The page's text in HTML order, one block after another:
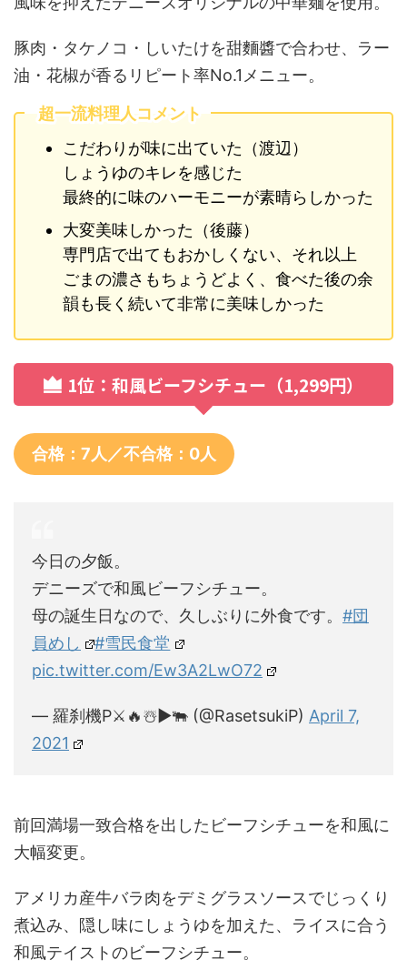
豚肉・タケノコ・しいたけを甜麵醬で合わせ、ラー
油・花椒が香るリピート率No.1メニュー。
超一流料理人コメント
こだわりが味に出ていた（渡辺）
しょうゆのキレを感じた
最終的に味のハーモニーが素晴らしかった
大変美味しかった（後藤）
専門店で出てもおかしくない、それ以上
ごまの濃さもちょうどよく、食べた後の余
韻も長く続いて非常に美味しかった
1位：和風ビーフシチュー（1,299円）
合格：7人／不合格：0人
今日の夕飯。
デニーズで和風ビーフシチュー。
母の誕生日なので、久しぶりに外食です。 #団
員めし
#雪民食堂
pic.twitter.com/Ew3A2LwO72
— 羅刹機P⚔🔥☃️▶🐃 (@RasetsukiP) April 7,
2021
前回満場一致合格を出したビーフシチューを和風に
大幅変更。
アメリカ産牛バラ肉をデミグラスソースでじっくり
煮込み、隠し味にしょうゆを加えた、ライスに合う
和風テイストのビーフシチュー。